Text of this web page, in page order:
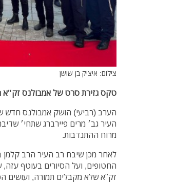
צילום: איציק בן שושן
טקס גזירת סרט של אמבולנס זק"א
הערב (רביעי) הושק אמבולנס חדש
מרוח ההתנדבות.
לאחר מכן שיבח רב העיר הרב
החטופים, ועל הסיורים בעוטף
זק"א שלא מקבלים תמורה, ועושים